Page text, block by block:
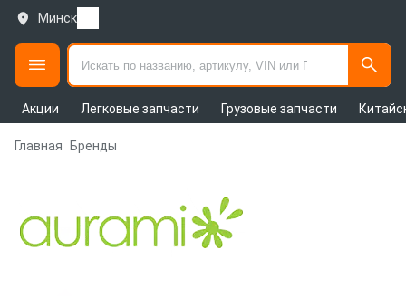
Минск
Акции Легковые запчасти Грузовые запчасти
Главная Бренды